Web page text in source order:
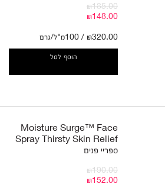
₪185.00
₪148.00
₪320.00 / 100מ"ל/גרם
הוסף לסל
Moisture Surge™ Face
Spray Thirsty Skin Relief
ספריי פנים
₪190.00
₪152.00